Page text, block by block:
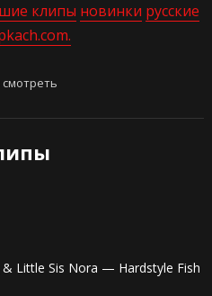
клипы новинки русские
Little Sis Nora — Hardstyle Fish